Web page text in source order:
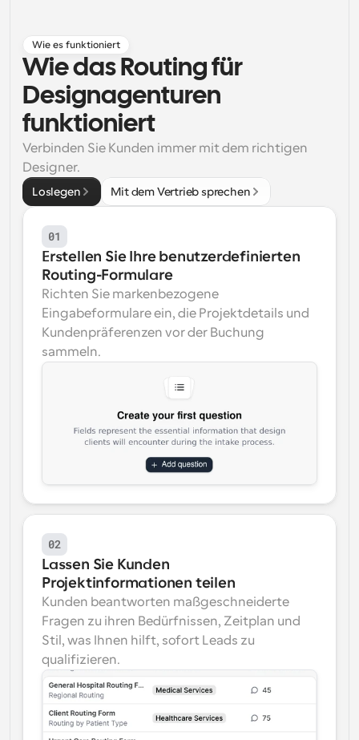
Supercharged Planung mit KI-gestützten Anrufen
Automatisieren Sie die Planung und Erinnerungen
Blog
Bleiben Sie auf dem Laufenden über die neuesten
Nachrichten und Updates.
Sofortige Besprechungen
Treffen Sie sich in wenigen Minuten mit Kunden
Dynamische Gruppenlinks
Webhooks
Erhalten Sie eine Benachrichtigung, wenn etwas
passiert
Wie es funktioniert
Wie das Routing für
Designagenturen
funktioniert
Verbinden Sie Kunden immer mit dem richtigen
Designer.
Loslegen Mit dem Vertrieb sprechen
01
Erstellen Sie Ihre benutzerdefinierten
Routing-Formulare
Richten Sie markenbezogene
Eingabeformulare ein, die Projektdetails und
Kundenpräferenzen vor der Buchung
sammeln.
02
Lassen Sie Kunden
Projektinformationen teilen
Kunden beantworten maßgeschneiderte
Fragen zu ihren Bedürfnissen, Zeitplan und
Stil, was Ihnen hilft, sofort Leads zu
qualifizieren.